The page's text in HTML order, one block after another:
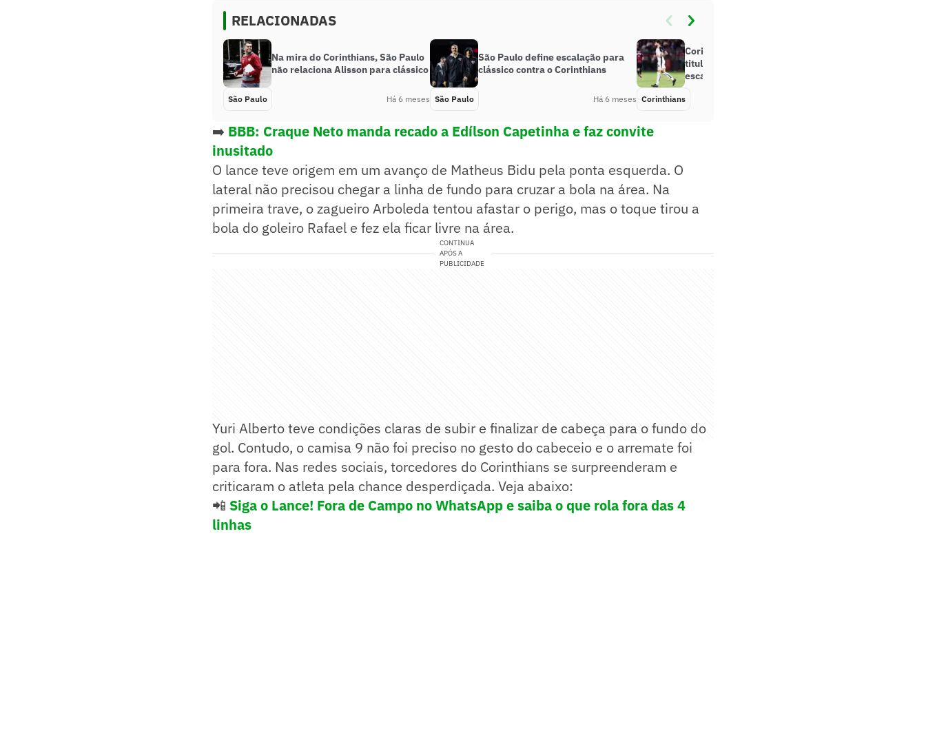
RELACIONADAS
Na mira do Corinthians, São Paulo
não relaciona Alisson para clássico
São Paulo Há 6 meses
São Paulo define escalação para
clássico contra o Corinthians
São Paulo Há 6 meses
Corinthians terá retorno de
titulares contra o São Paulo; veja a
escalação
Corinthians
➡️ BBB: Craque Neto manda recado a Edílson Capetinha e faz convite
inusitado
O lance teve origem em um avanço de Matheus Bidu pela ponta esquerda. O
lateral não precisou chegar a linha de fundo para cruzar a bola na área. Na
primeira trave, o zagueiro Arboleda tentou afastar o perigo, mas o toque tirou a
bola do goleiro Rafael e fez ela ficar livre na área.
CONTINUA
APÓS A
PUBLICIDADE
Yuri Alberto teve condições claras de subir e finalizar de cabeça para o fundo do
gol. Contudo, o camisa 9 não foi preciso no gesto do cabeceio e o arremate foi
para fora. Nas redes sociais, torcedores do Corinthians se surpreenderam e
criticaram o atleta pela chance desperdiçada. Veja abaixo:
📲 Siga o Lance! Fora de Campo no WhatsApp e saiba o que rola fora das 4
linhas